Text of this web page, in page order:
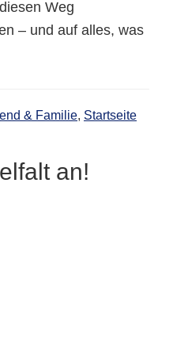
Weg
– und auf alles, was
& Familie, Startseite
an!